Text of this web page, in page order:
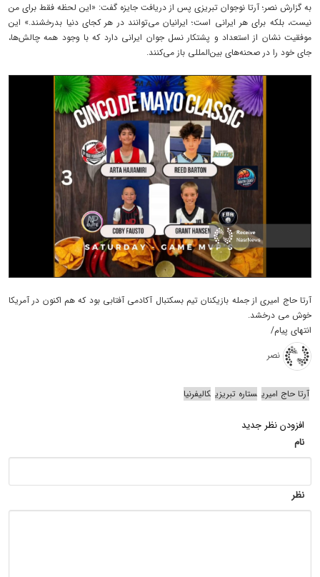
به گزارش نصر؛ آرتا نوجوان تبریزی پس از دریافت جایزه گفت: «این لحظه فقط برای من
نیست، بلکه برای هر ایرانی است؛ ایرانیان می‌توانند در هر کجای دنیا بدرخشند.» این
موفقیت نشان از استعداد و پشتکار نسل جوان ایرانی دارد که با وجود همه چالش‌ها،
جای خود را در صحنه‌های بین‌المللی باز می‌کنند.
آرتا حاج امیری از جمله بازیکنان تیم بسکتبال آکادمی آفتابی بود که هم اکنون در آمریکا
خوش می درخشد.
انتهای پیام/
نصر
آرتا حاج‌ امیری ستاره تبریزی کالیفرنیا
افزودن نظر جدید
نام
نظر